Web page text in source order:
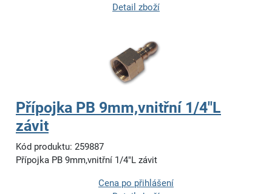
Detail zboží
Přípojka PB 9mm,vnitřní 1/4"L
závit
Kód produktu: 259887
Přípojka PB 9mm,vnitřní 1/4"L závit
Cena po přihlášení